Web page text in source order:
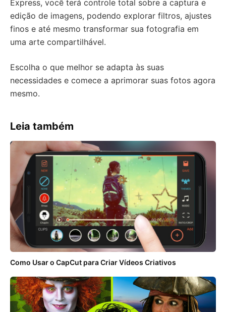
Express, você terá controle total sobre a captura e
edição de imagens, podendo explorar filtros, ajustes
finos e até mesmo transformar sua fotografia em
uma arte compartilhável.
Escolha o que melhor se adapta às suas
necessidades e comece a aprimorar suas fotos agora
mesmo.
Leia também
Como Usar o CapCut para Criar Vídeos Criativos